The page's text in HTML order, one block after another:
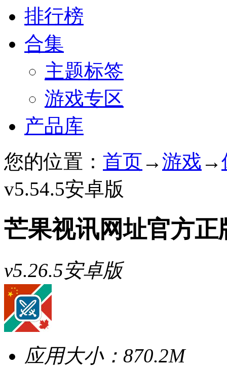
排行榜
合集
主题标签
游戏专区
产品库
您的位置： 首页 →游戏 →
v5.54.5安卓版
芒果视讯网址官方正
v5.26.5安卓版
应用大小： 870.2M